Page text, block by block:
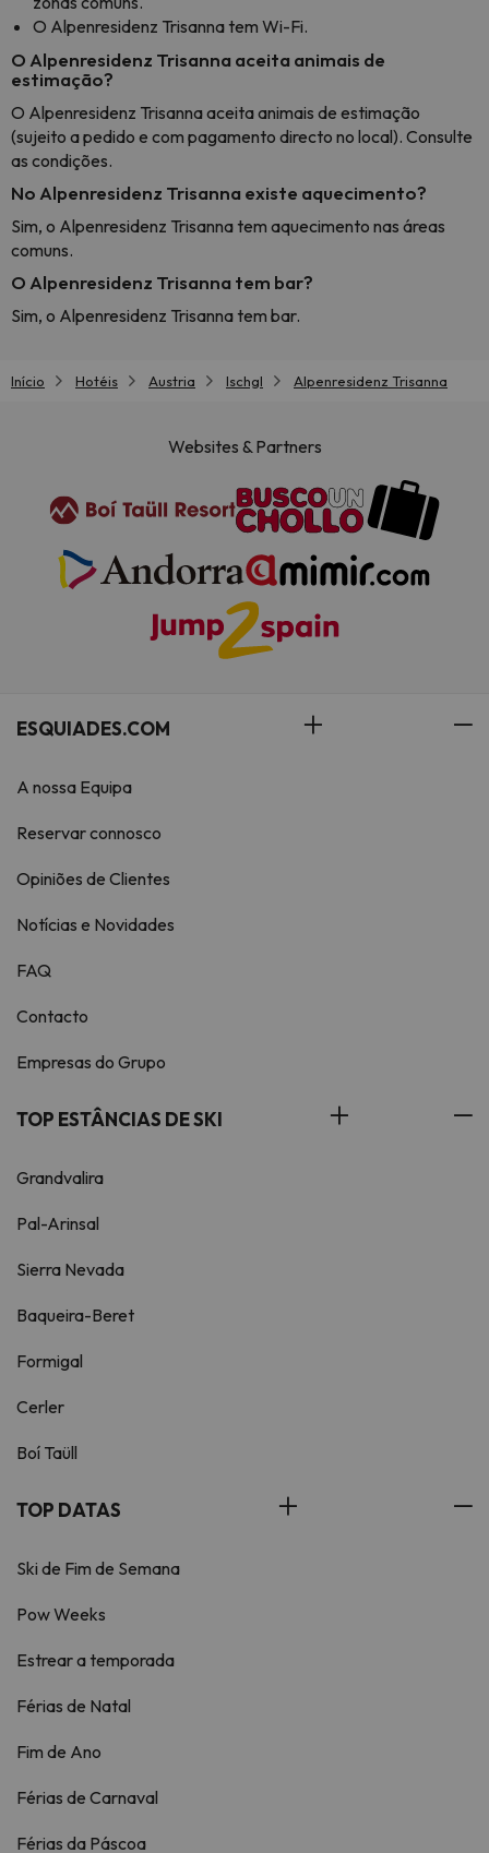
O Alpenresidenz Trisanna tem Wi-Fi.
O Alpenresidenz Trisanna aceita animais de
estimação?
O Alpenresidenz Trisanna aceita animais de estimação
(sujeito a pedido e com pagamento directo no local). Consulte
as condições.
No Alpenresidenz Trisanna existe aquecimento?
Sim, o Alpenresidenz Trisanna tem aquecimento nas áreas
comuns.
O Alpenresidenz Trisanna tem bar?
Sim, o Alpenresidenz Trisanna tem bar.
Início Hotéis Austria Ischgl Alpenresidenz Trisanna
Websites & Partners
ESQUIADES.COM
A nossa Equipa
Reservar connosco
Opiniões de Clientes
Notícias e Novidades
FAQ
Contacto
Empresas do Grupo
TOP ESTÂNCIAS DE SKI
Grandvalira
Pal-Arinsal
Sierra Nevada
Baqueira-Beret
Formigal
Cerler
Boí Taüll
TOP DATAS
Ski de Fim de Semana
Pow Weeks
Estrear a temporada
Férias de Natal
Fim de Ano
Férias de Carnaval
Férias da Páscoa